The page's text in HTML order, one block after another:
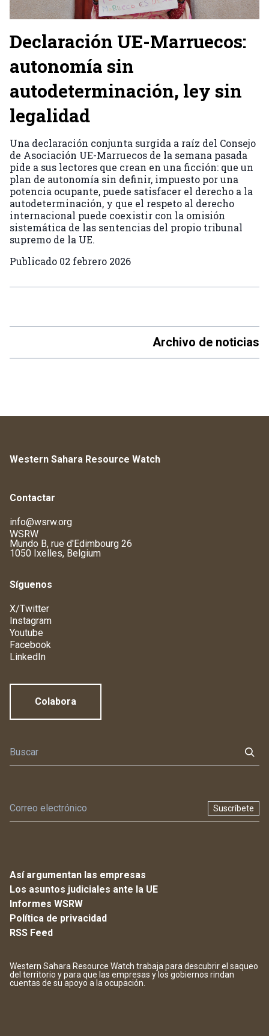
Declaración UE-Marruecos:
autonomía sin
autodeterminación, ley sin
legalidad
Una declaración conjunta surgida a raíz del Consejo
de Asociación UE-Marruecos de la semana pasada
pide a sus lectores que crean en una ficción: que un
plan de autonomía sin definir, impuesto por una
potencia ocupante, puede satisfacer el derecho a la
autodeterminación, y que el respeto al derecho
internacional puede coexistir con la omisión
sistemática de las sentencias del propio tribunal
supremo de la UE.
Publicado 02 febrero 2026
Archivo de noticias
Western Sahara Resource Watch
Contactar
info@wsrw.org
WSRW
Mundo B, rue d'Edimbourg 26
1050 Ixelles, Belgium
Síguenos
X/Twitter
Instagram
Youtube
Facebook
LinkedIn
Colabora
Suscríbete
Así argumentan las empresas
Los asuntos judiciales ante la UE
Informes WSRW
Política de privacidad
RSS Feed
Western Sahara Resource Watch trabaja para descubrir el saqueo
del territorio y para que las empresas y los gobiernos rindan
cuentas de su apoyo a la ocupación.